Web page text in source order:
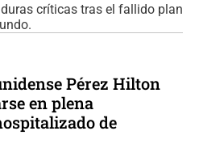
críticas tras el fallido plan
Pérez Hilton
en plena
de